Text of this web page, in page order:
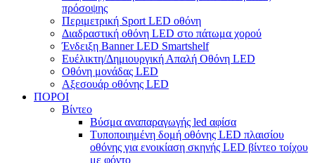
πρόσοψης
Περιμετρική Sport LED οθόνη
Διαδραστική οθόνη LED στο πάτωμα χορού
Ένδειξη Banner LED Smartshelf
Ευέλικτη/Δημιουργική Απαλή Οθόνη LED
Οθόνη μονάδας LED
Αξεσουάρ οθόνης LED
ΠΟΡΟΙ
Βίντεο
Βύσμα αναπαραγωγής led αφίσα
Τυποποιημένη δομή οθόνης LED πλαισίου
οθόνης για ενοικίαση σκηνής LED βίντεο τοίχου
με φόντο